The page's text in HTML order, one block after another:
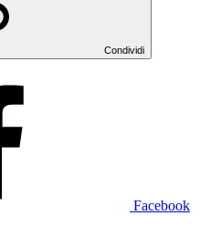
Condividi
Facebook